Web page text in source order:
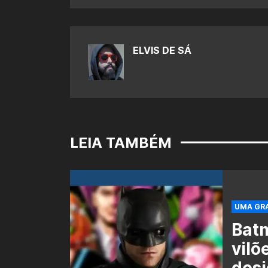
ELVIS DE SÁ
LEIA TAMBÉM
UMA